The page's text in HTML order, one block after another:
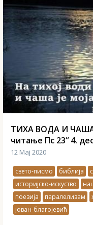
ТИХА ВОДА И ЧАША
читање Пс 23“ 4.
12 Мај 2020
свето-писмо библија
историјско-искуство
поезија
паралелизам
јован-благојевић